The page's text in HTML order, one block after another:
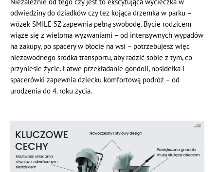
odwiedziny do dziadków czy też kojąca drzemka w parku –
wózek SMILE 5Z zapewnia pełną swobodę. Bycie rodzicem
wiąże się z wieloma wyzwaniami – od intensywnych wypadów
na zakupy, po spacery w błocie na wsi – potrzebujesz więc
niezawodnego środka transportu, aby radzić sobie z tym, co
przyniesie życie. Łatwe przekładanie gondoli, nosidełka i
spacerówki zapewnia dziecku komfortową podróż – od
urodzenia do 4. roku życia.